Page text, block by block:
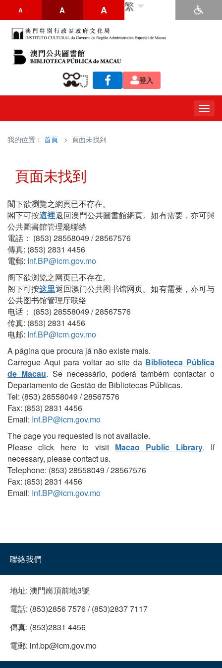
A A A 繁
登入
我的位置： 首頁 > 頁面未找到
頁面未找到
閣下欲瀏覽之網頁已不存在。
閣下可按這裡返回澳門公共圖書館網頁。如有需要，亦可與
公共圖書館管理廳聯絡
電話： (853) 28558049 / 28567576
傳真: (853) 2831 4456
電郵: Inf.BP@icm.gov.mo
阁下欲浏览之网页已不存在。
阁下可按这里返回澳门公共图书馆网页。如有需要，亦可与
公共图书馆管理厅联络
电话： (853) 28558049 / 28567576
传真: (853) 2831 4456
电邮: Inf.BP@icm.gov.mo
A página que procura já não existe mais.
Carregue Aqui para voltar ao site da Biblioteca Pública
de Macau. Se necessário, poderá também contactar o
Departamento de Gestão de Bibliotecas Públicas.
Tel: (853) 28558049 / 28567576
Fax: (853) 2831 4456
Email: Inf.BP@icm.gov.mo
The page you requested is not available.
Please click here to visit Macao Public Library. If
necessary, please contact us.
Telephone: (853) 28558049 / 28567576
Fax: (853) 2831 4456
Email: Inf.BP@icm.gov.mo
聯絡我們
地址: 澳門崗頂前地3號
電話: (853)2856 7576 / (853)2837 7117
傳真: (853)2831 4456
電郵: inf.bp@icm.gov.mo